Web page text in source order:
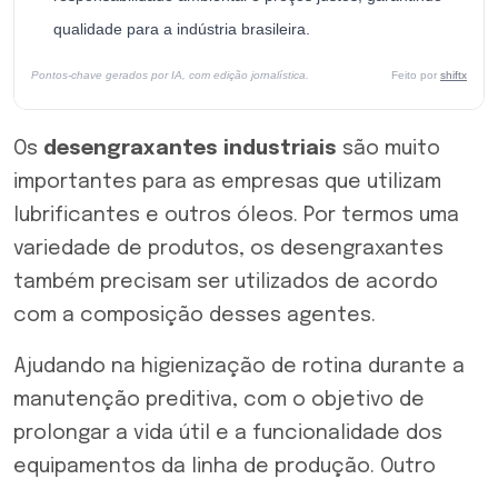
qualidade para a indústria brasileira.
Pontos-chave gerados por IA, com edição jornalística. Feito por shiftx
Os desengraxantes industriais são muito
importantes para as empresas que utilizam
lubrificantes e outros óleos. Por termos uma
variedade de produtos, os desengraxantes
também precisam ser utilizados de acordo
com a composição desses agentes.
Ajudando na higienização de rotina durante a
manutenção preditiva, com o objetivo de
prolongar a vida útil e a funcionalidade dos
equipamentos da linha de produção. Outro